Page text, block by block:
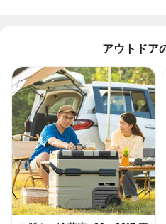
アウトドア